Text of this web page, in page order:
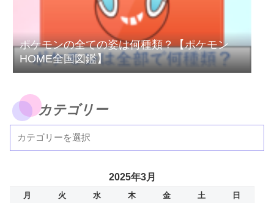
ポケモンの全ての姿は何種類？【ポケモン
HOME全国図鑑】
カテゴリー
2025年3月
月 火 水 木 金 土
日